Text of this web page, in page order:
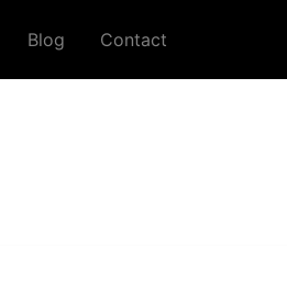
Blog Contact